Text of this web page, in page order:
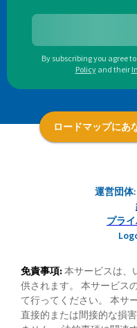
By subscribing you agree to
Policy and their
ロードマップにあ
運営団体
プラ
免責事項: 本サービスは、
供されます。 本サービス
て行ってください。 本サ
直接的または間接的な損